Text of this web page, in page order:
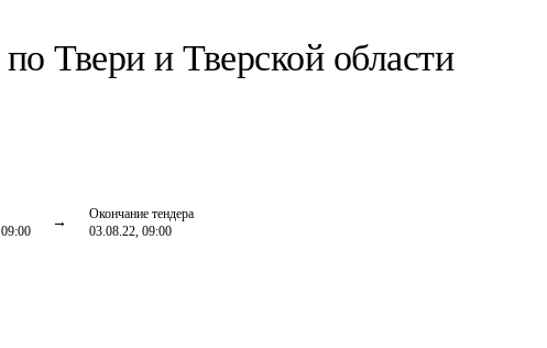
Твери и Тверской области
Окончание тендера
03.08.22, 09:00